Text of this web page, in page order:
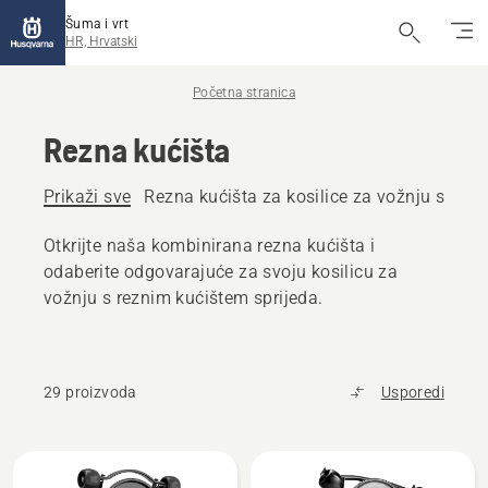
Šuma i vrt
HR, Hrvatski
Početna stranica
Rezna kućišta
Prikaži sve Rezna kućišta za kosilice za vožnju s
Otkrijte naša kombinirana rezna kućišta i
odaberite odgovarajuće za svoju kosilicu za
vožnju s reznim kućištem sprijeda.
29 proizvoda Usporedi